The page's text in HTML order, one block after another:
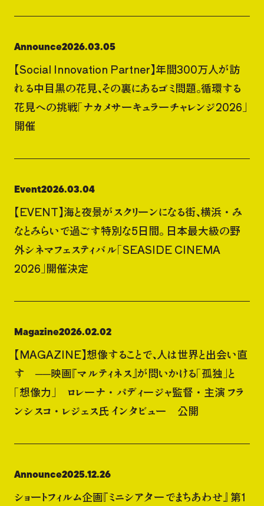
Announce2026.03.05
【Social Innovation Partner】年間300万人が訪
れる中目黒の花見、その裏にあるゴミ問題。循環する
花見への挑戦「ナカメサーキュラーチャレンジ2026」
開催
Event2026.03.04
【EVENT】海と夜景がスクリーンになる街、横浜・み
なとみらいで過ごす特別な5日間。 日本最大級の野
外シネマフェスティバル「SEASIDE CINEMA
2026」開催決定
Magazine2026.02.02
【MAGAZINE】想像することで、人は世界と出会い直
す ──映画『マルティネス』が問いかける「孤独」と
「想像力」 ロレーナ・パディージャ監督・主演 フラ
ンシスコ・レジェス氏 インタビュー 公開
Announce2025.12.26
ショートフィルム企画『ミニシアターでまちあわせ』 第1